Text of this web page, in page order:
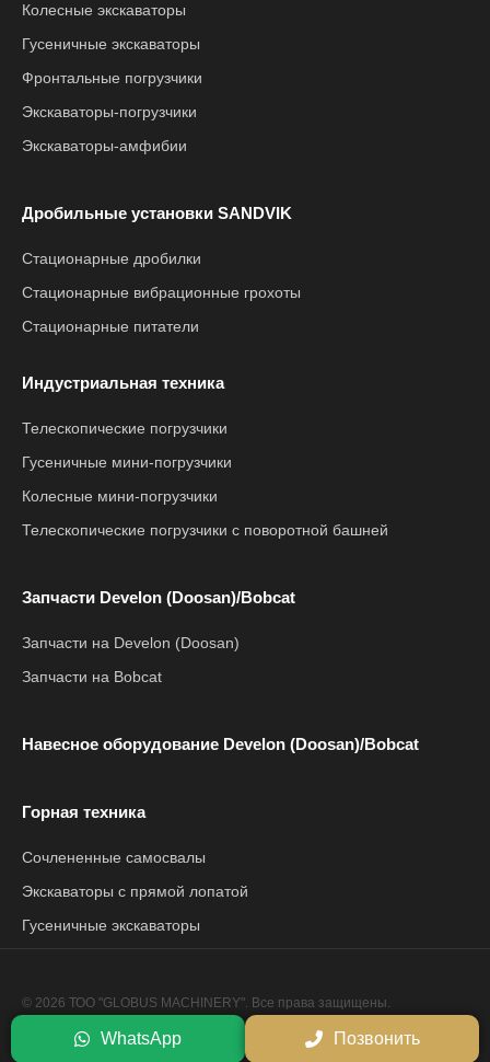
WhatsApp Позвонить
Колесные экскаваторы
Гусеничные экскаваторы
Фронтальные погрузчики
Экскаваторы-погрузчики
Экскаваторы-амфибии
Дробильные установки SANDVIK
Стационарные дробилки
Стационарные вибрационные грохоты
Стационарные питатели
Индустриальная техника
Телескопические погрузчики
Гусеничные мини-погрузчики
Колесные мини-погрузчики
Телескопические погрузчики с поворотной башней
Запчасти Develon (Doosan)/Bobcat
Запчасти на Develon (Doosan)
Запчасти на Bobcat
Навесное оборудование Develon (Doosan)/Bobcat
Горная техника
Сочлененные самосвалы
Экскаваторы с прямой лопатой
Гусеничные экскаваторы
© 2026 ТОО "GLOBUS MACHINERY". Все права защищены.
Сайт разработан компанией